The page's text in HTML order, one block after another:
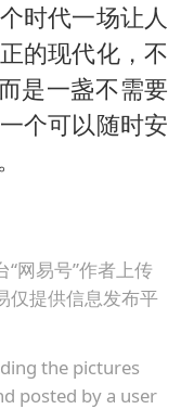
时代一场让人
的现代化，不
是一盏不需要
个可以随时安
网易号”作者上传
仅提供信息发布平
the pictures
posted by a user